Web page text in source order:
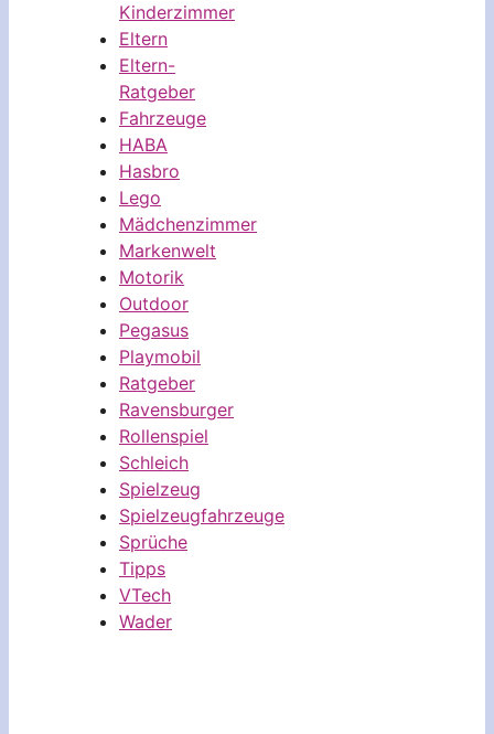
Kinderzimmer
Eltern
Eltern-
Ratgeber
Fahrzeuge
HABA
Hasbro
Lego
Mädchenzimmer
Markenwelt
Motorik
Outdoor
Pegasus
Playmobil
Ratgeber
Ravensburger
Rollenspiel
Schleich
Spielzeug
Spielzeugfahrzeuge
Sprüche
Tipps
VTech
Wader